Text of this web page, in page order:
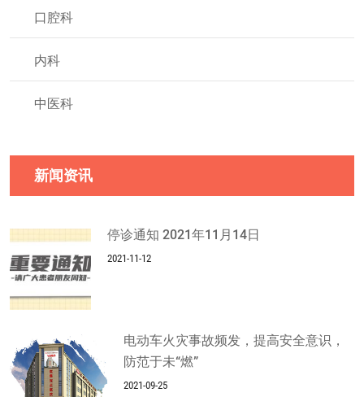
口腔科
内科
中医科
新闻资讯
停诊通知 2021年11月14日
2021-11-12
电动车火灾事故频发，提高安全意识，
防范于未“燃”
2021-09-25